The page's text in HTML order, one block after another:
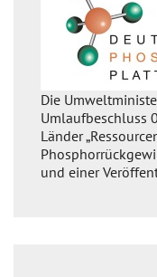
03/
zum
Die
Umlaufbeschluss
Länder
und einer